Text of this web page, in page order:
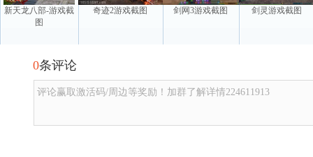
新天龙八部-游戏截
图
奇迹2游戏截图 剑网3游戏截图 剑灵游戏截图
0条评论
评论赢取激活码/周边等奖励！加群了解详情224611913